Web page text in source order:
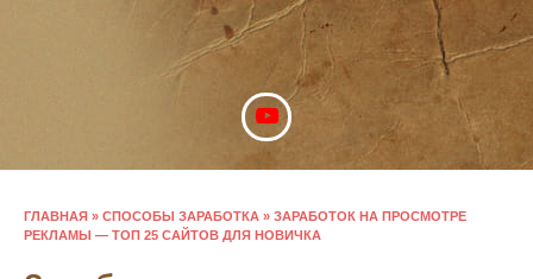
ГЛАВНАЯ » СПОСОБЫ ЗАРАБОТКА » ЗАРАБОТОК НА ПРОСМОТРЕ
РЕКЛАМЫ — ТОП 25 САЙТОВ ДЛЯ НОВИЧКА